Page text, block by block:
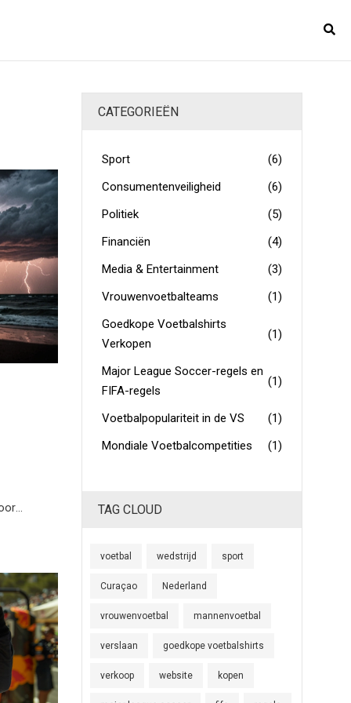
CATEGORIEËN
Sport
(6)
Consumentenveiligheid
(6)
Politiek
(5)
Financiën
(4)
Media & Entertainment
(3)
Vrouwenvoetbalteams
(1)
Goedkope Voetbalshirts
Verkopen
(1)
Major League Soccer-regels en
FIFA-regels
(1)
Voetbalpopulariteit in de VS
(1)
Mondiale Voetbalcompetities
(1)
TAG CLOUD
voetbal wedstrijd sport
Curaçao Nederland
vrouwenvoetbal mannenvoetbal
verslaan goedkope voetbalshirts
verkoop website kopen